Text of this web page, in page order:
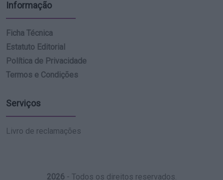
Informação
Ficha Técnica
Estatuto Editorial
Política de Privacidade
Termos e Condições
Serviços
Livro de reclamações
2026- Todos os direitos reservados.